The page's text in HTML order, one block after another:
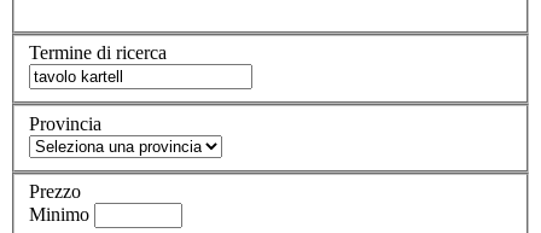
Termine di ricerca
Provincia
Prezzo
Minimo